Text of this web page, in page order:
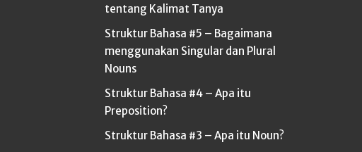
tentang Kalimat Tanya
Struktur Bahasa #5 – Bagaimana
menggunakan Singular dan Plural
Nouns
Struktur Bahasa #4 – Apa itu
Preposition?
Struktur Bahasa #3 – Apa itu Noun?